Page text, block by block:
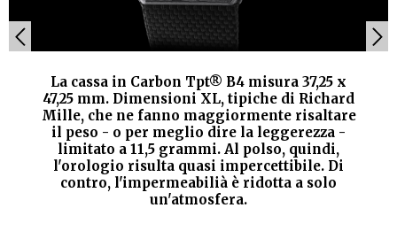
La cassa in Carbon Tpt® B4 misura 37,25 x
47,25 mm. Dimensioni XL, tipiche di Richard
Mille, che ne fanno maggiormente risaltare
il peso - o per meglio dire la leggerezza -
limitato a 11,5 grammi. Al polso, quindi,
l'orologio risulta quasi impercettibile. Di
contro, l'impermeabilià è ridotta a solo
un'atmosfera.